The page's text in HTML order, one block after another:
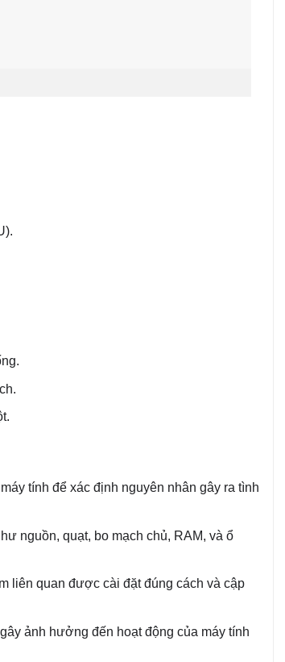
tính để xác định nguyên nhân gây ra tình
nguồn, quạt, bo mạch chủ, RAM, và ổ
liên quan được cài đặt đúng cách và cập
ảnh hưởng đến hoạt động của máy tính